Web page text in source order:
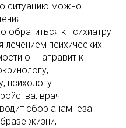
ситуацию можно
обратиться к психиатру
лечением психических
он направит к
психологу.
врач
сбор анамнеза —
жизни,